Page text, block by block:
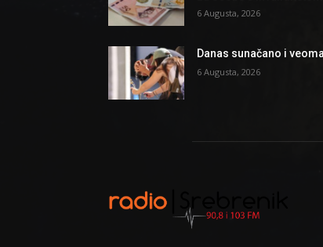
6 Augusta, 2026
Danas sunačano i
6 Augusta, 2026